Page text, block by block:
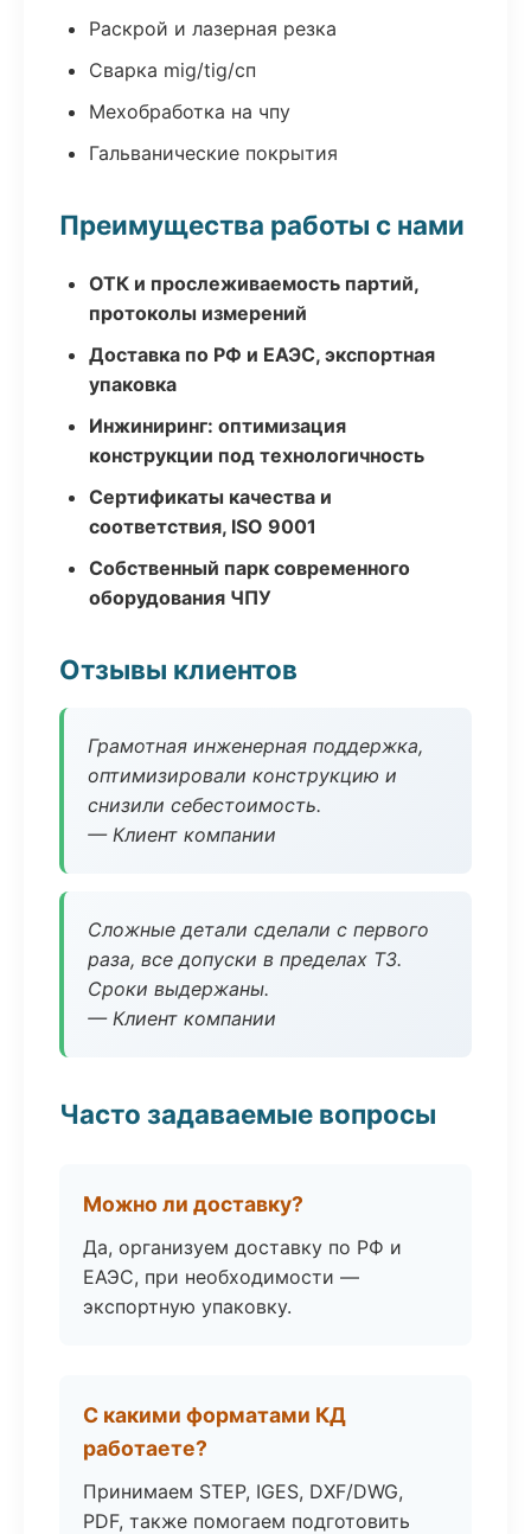
Раскрой и лазерная резка
Сварка mig/tig/сп
Мехобработка на чпу
Гальванические покрытия
Преимущества работы с нами
ОТК и прослеживаемость партий,
протоколы измерений
Доставка по РФ и ЕАЭС, экспортная
упаковка
Инжиниринг: оптимизация
конструкции под технологичность
Сертификаты качества и
соответствия, ISO 9001
Собственный парк современного
оборудования ЧПУ
Отзывы клиентов
Грамотная инженерная поддержка,
оптимизировали конструкцию и
снизили себестоимость.
— Клиент компании
Сложные детали сделали с первого
раза, все допуски в пределах ТЗ.
Сроки выдержаны.
— Клиент компании
Часто задаваемые вопросы
Можно ли доставку?
Да, организуем доставку по РФ и
ЕАЭС, при необходимости —
экспортную упаковку.
С какими форматами КД
работаете?
Принимаем STEP, IGES, DXF/DWG,
PDF, также помогаем подготовить